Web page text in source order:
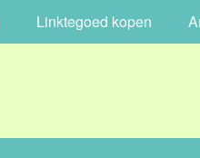
Linktegoed kopen